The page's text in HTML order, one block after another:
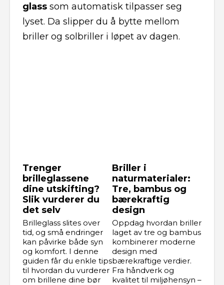
glass som automatisk tilpasser seg
lyset. Da slipper du å bytte mellom
briller og solbriller i løpet av dagen.
Trenger
brilleglassene
dine utskifting?
Slik vurderer du
det selv
Brilleglass slites over
tid, og små endringer
kan påvirke både syn
og komfort. I denne
guiden får du enkle tips
til hvordan du vurderer
om brillene dine bør
Briller i
naturmaterialer:
Tre, bambus og
bærekraftig
design
Oppdag hvordan briller
laget av tre og bambus
kombinerer moderne
design med
bærekraftige verdier.
Fra håndverk og
kvalitet til miljøhensyn –